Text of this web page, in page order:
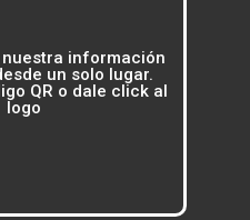
información
un solo lugar.
QR o dale click al
logo